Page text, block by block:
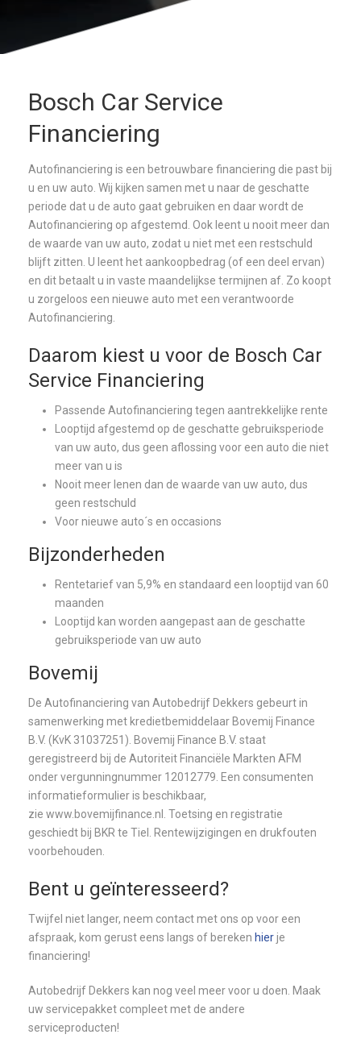
Bosch Car Service
Financiering
Autofinanciering is een betrouwbare financiering die past bij
u en uw auto. Wij kijken samen met u naar de geschatte
periode dat u de auto gaat gebruiken en daar wordt de
Autofinanciering op afgestemd. Ook leent u nooit meer dan
de waarde van uw auto, zodat u niet met een restschuld
blijft zitten. U leent het aankoopbedrag (of een deel ervan)
en dit betaalt u in vaste maandelijkse termijnen af. Zo koopt
u zorgeloos een nieuwe auto met een verantwoorde
Autofinanciering.
Daarom kiest u voor de Bosch Car
Service Financiering
Passende Autofinanciering tegen aantrekkelijke rente
Looptijd afgestemd op de geschatte gebruiksperiode
van uw auto, dus geen aflossing voor een auto die niet
meer van u is
Nooit meer lenen dan de waarde van uw auto, dus
geen restschuld
Voor nieuwe auto´s en occasions
Bijzonderheden
Rentetarief van 5,9% en standaard een looptijd van 60
maanden
Looptijd kan worden aangepast aan de geschatte
gebruiksperiode van uw auto
Bovemij
De Autofinanciering van Autobedrijf Dekkers gebeurt in
samenwerking met kredietbemiddelaar Bovemij Finance
B.V. (KvK 31037251). Bovemij Finance B.V. staat
geregistreerd bij de Autoriteit Financiële Markten AFM
onder vergunningnummer 12012779. Een consumenten
informatieformulier is beschikbaar,
zie www.bovemijfinance.nl. Toetsing en registratie
geschiedt bij BKR te Tiel. Rentewijzigingen en drukfouten
voorbehouden.
Bent u geïnteresseerd?
Twijfel niet langer, neem contact met ons op voor een
afspraak, kom gerust eens langs of bereken hierje
financiering!
Autobedrijf Dekkers kan nog veel meer voor u doen. Maak
uw servicepakket compleet met de andere
serviceproducten!